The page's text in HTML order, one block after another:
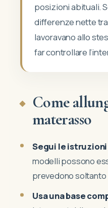
Nessun
VAI AL
posizioni abituali.
differenze nette
lavoravano allo
far controllare
Come
materasso
Segui le
modelli possono
prevedono
Usa una base